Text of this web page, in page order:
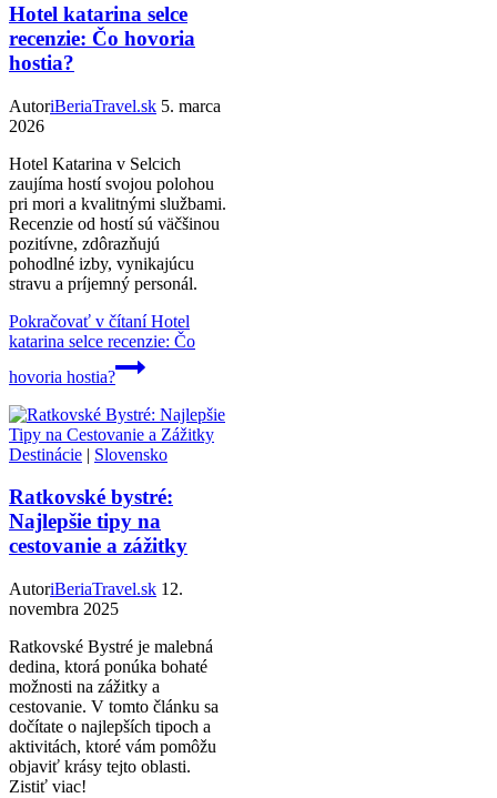
Hotel katarina selce
recenzie: Čo hovoria
hostia?
AutoriBeriaTravel.sk 5. marca
2026
Hotel Katarina v Selcich
zaujíma hostí svojou polohou
pri mori a kvalitnými službami.
Recenzie od hostí sú väčšinou
pozitívne, zdôrazňujú
pohodlné izby, vynikajúcu
stravu a príjemný personál.
Pokračovať v čítaníHotel
katarina selce recenzie: Čo
hovoria hostia?
Destinácie | Slovensko
Ratkovské bystré:
Najlepšie tipy na
cestovanie a zážitky
AutoriBeriaTravel.sk 12.
novembra 2025
Ratkovské Bystré je malebná
dedina, ktorá ponúka bohaté
možnosti na zážitky a
cestovanie. V tomto článku sa
dočítate o najlepších tipoch a
aktivitách, ktoré vám pomôžu
objaviť krásy tejto oblasti.
Zistiť viac!